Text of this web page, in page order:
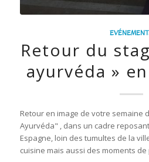
Retour du
ayurvéda »
Retour en image de votre semaine
Ayurvéda" , dans un cadre
Espagne, loin des tumultes de la
cuisine mais aussi des moments